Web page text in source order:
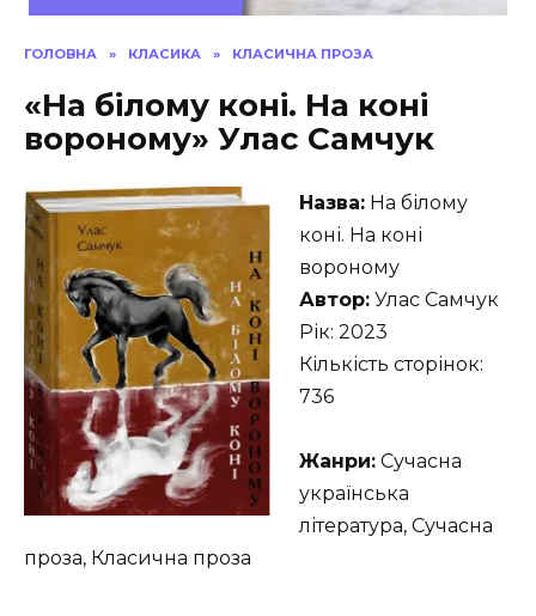
ГОЛОВНА » КЛАСИКА » КЛАСИЧНА ПРОЗА
«На білому коні. На коні
вороному» Улас Самчук
Назва: На білому
коні. На коні
вороному
Автор: Улас Самчук
Рік: 2023
Кількість сторінок:
736
Жанри: Сучасна
українська
література, Сучасна
проза, Класична проза